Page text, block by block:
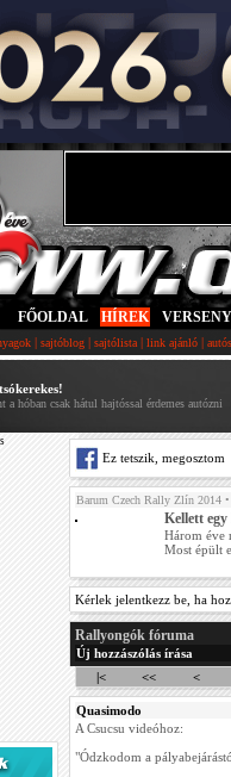
FŐOLDAL HÍREK
| sajtóblog | sajtólista | link ajánló |
a hóban csak hátul hajtóssal érdemes autózni
Ez tetszik, megosztom
Barum Czech Rally Zlín 2014
Kellett egy
Három éve
Most épült
Kérlek jelentkezz be, ha
Rallyongók fóruma
Új hozzászólás írása
|< << <
Quasimodo
A Csucsu videóhoz:
"Ódzkodom a